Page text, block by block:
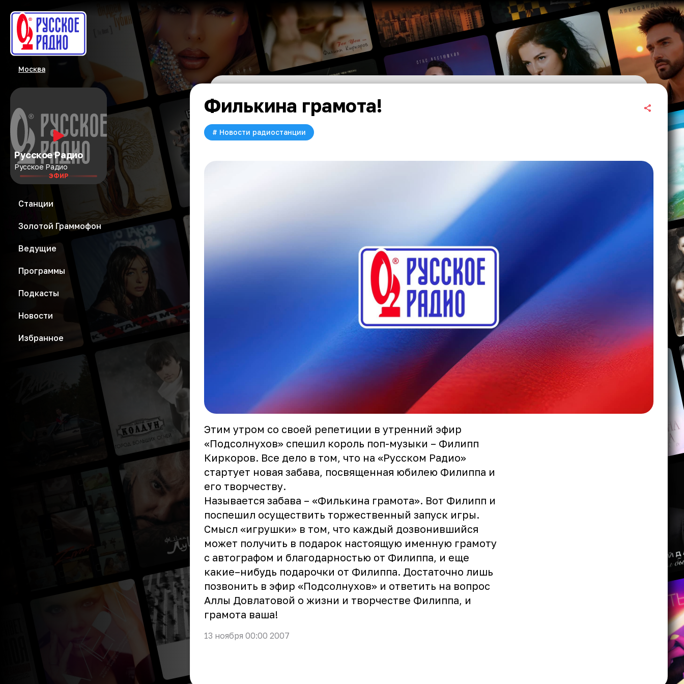
Москва
Русское Радио
Русское Радио
ЭФИР
Станции
Золотой Граммофон
Ведущие
Программы
Подкасты
Новости
Избранное
Филькина грамота!
# Новости радиостанции
Этим утром со своей репетиции в утренний эфир
«Подсолнухов» спешил король поп-музыки – Филипп
Киркоров. Все дело в том, что на «Русском Радио»
стартует новая забава, посвященная юбилею Филиппа и
его творчеству.
Называется забава – «Филькина грамота». Вот Филипп и
поспешил осуществить торжественный запуск игры.
Смысл «игрушки» в том, что каждый дозвонившийся
может получить в подарок настоящую именную грамоту
с автографом и благодарностью от Филиппа, и еще
какие–нибудь подарочки от Филиппа. Достаточно лишь
позвонить в эфир «Подсолнухов» и ответить на вопрос
Аллы Довлатовой о жизни и творчестве Филиппа, и
грамота ваша!
13 ноября 00:00 2007